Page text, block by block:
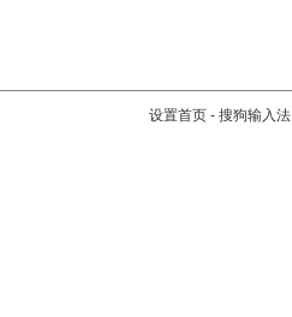
设置首页 - 搜狗输入法